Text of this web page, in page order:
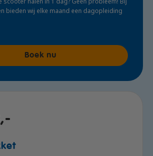
bieden wij elke maand een dagopleiding
Boek nu